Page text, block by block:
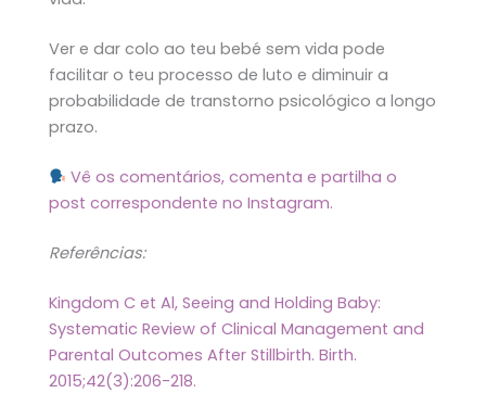
Ver e dar colo ao teu bebé sem vida pode
facilitar o teu processo de luto e diminuir a
probabilidade de transtorno psicológico a longo
prazo.
Vê os comentários, comenta e partilha o
post correspondente no Instagram.
Referências:
Kingdom C et Al, Seeing and Holding Baby:
Systematic Review of Clinical Management and
Parental Outcomes After Stillbirth. Birth.
2015;42(3):206-218.